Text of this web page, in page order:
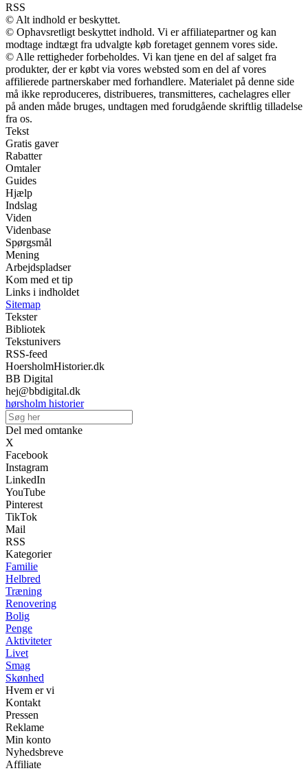
RSS
© Alt indhold er beskyttet.
© Ophavsretligt beskyttet indhold. Vi er affiliatepartner og kan
modtage indtægt fra udvalgte køb foretaget gennem vores side.
© Alle rettigheder forbeholdes. Vi kan tjene en del af salget fra
produkter, der er købt via vores websted som en del af vores
affilierede partnerskaber med forhandlere. Materialet på denne side
må ikke reproduceres, distribueres, transmitteres, cachelagres eller
på anden måde bruges, undtagen med forudgående skriftlig tilladelse
fra os.
Tekst
Gratis gaver
Rabatter
Omtaler
Guides
Hjælp
Indslag
Viden
Videnbase
Spørgsmål
Mening
Arbejdspladser
Kom med et tip
Links i indholdet
Sitemap
Tekster
Bibliotek
Tekstunivers
RSS-feed
HoersholmHistorier.dk
BB Digital
hej@bbdigital.dk
hørsholm historier
Del med omtanke
X
Facebook
Instagram
LinkedIn
YouTube
Pinterest
TikTok
Mail
RSS
Kategorier
Familie
Helbred
Træning
Renovering
Bolig
Penge
Aktiviteter
Livet
Smag
Skønhed
Hvem er vi
Kontakt
Pressen
Reklame
Min konto
Nyhedsbreve
Affiliate